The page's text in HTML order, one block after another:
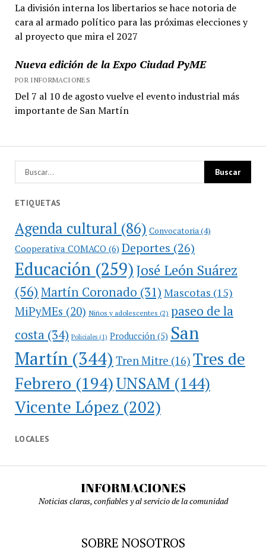
La división interna los libertarios se hace notoria de
cara al armado político para las próximas elecciones y
al proyecto que mira el 2027
Nueva edición de la Expo Ciudad PyME
POR INFORMACIONES
Del 7 al 10 de agosto vuelve el evento industrial más
importante de San Martín
ETIQUETAS
Agenda cultural (86) Convocatoria (4)
Cooperativa COMACO(6) Deportes (26)
Educación(259)José León Suárez
(56)Martín Coronado (31) Mascotas (15)
MiPyMEs (20) Niños y adolescentes (2) paseo de la
costa(34) Policiales(1) Producción(5) San
Martín(344) Tren Mitre (16) Tres de
Febrero (194)UNSAM (144)
Vicente López (202)
LOCALES
INFORMACIONES
Noticias claras, confiables y al servicio de la comunidad
SOBRE NOSOTROS